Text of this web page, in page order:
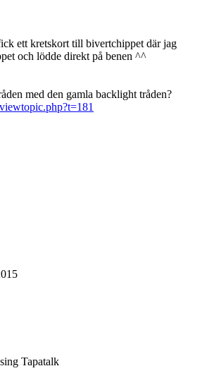
ett kretskort till bivertchippet där jag
och lödde direkt på benen ^^
med den gamla backlight tråden?
Tapatalk